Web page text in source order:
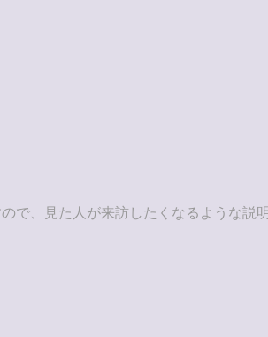
で、見た人が来訪したくなるような説